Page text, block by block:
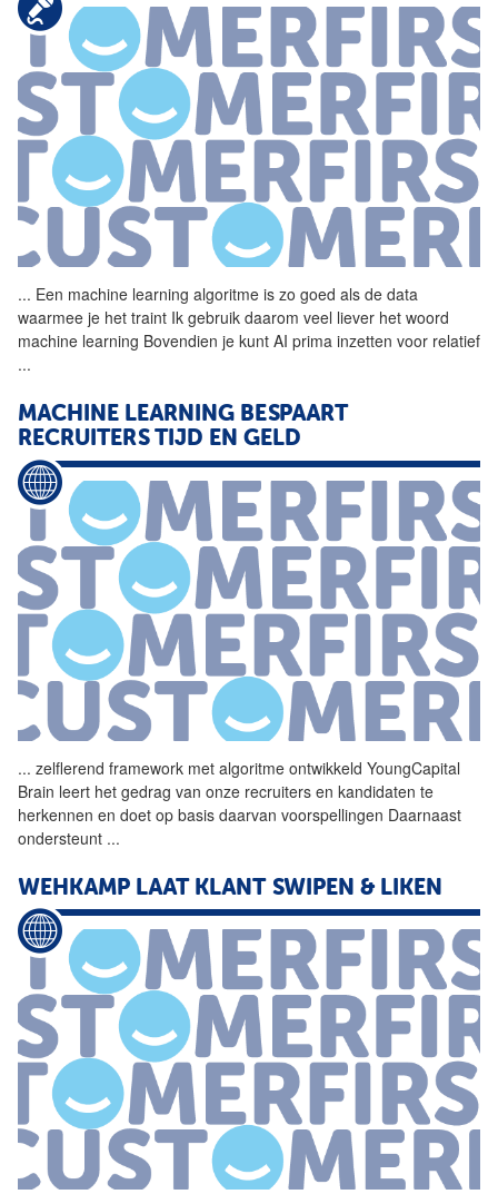
... Een machine learning algoritme is zo goed als de data
waarmee je het traint Ik gebruik daarom veel liever het woord
machine learning Bovendien je kunt AI prima inzetten voor relatief
...
MACHINE LEARNING BESPAART
RECRUITERS TIJD EN GELD
... zelflerend framework met algoritme ontwikkeld YoungCapital
Brain leert het gedrag van onze recruiters en kandidaten te
herkennen en doet op basis daarvan voorspellingen Daarnaast
ondersteunt ...
WEHKAMP LAAT KLANT SWIPEN & LIKEN